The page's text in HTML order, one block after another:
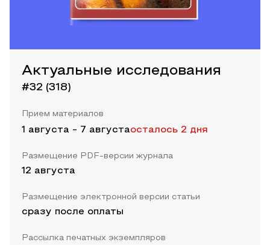
Актуальные исследования
#32 (318)
Прием материалов
1 августа - 7 августаосталось 2 дня
Размещение PDF-версии журнала
12 августа
Размещение электронной версии статьи
сразу после оплаты
Рассылка печатных экземпляров